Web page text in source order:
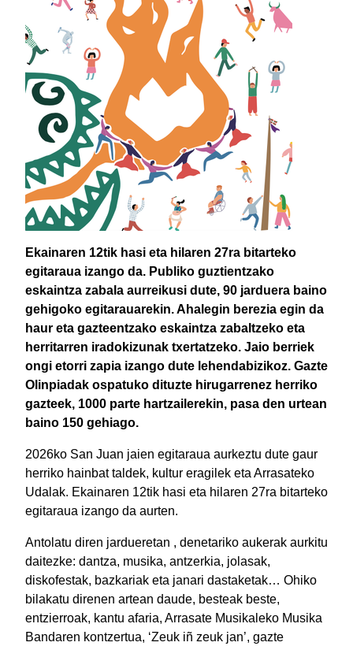
Ekainaren 12tik hasi eta hilaren 27ra bitarteko
egitaraua izango da. Publiko guztientzako
eskaintza zabala aurreikusi dute, 90 jarduera baino
gehigoko egitarauarekin. Ahalegin berezia egin da
haur eta gazteentzako eskaintza zabaltzeko eta
herritarren iradokizunak txertatzeko. Jaio berriek
ongi etorri zapia izango dute lehendabizikoz. Gazte
Olinpiadak ospatuko dituzte hirugarrenez herriko
gazteek, 1000 parte hartzailerekin, pasa den urtean
baino 150 gehiago.
2026ko San Juan jaien egitaraua aurkeztu dute gaur
herriko hainbat taldek, kultur eragilek eta Arrasateko
Udalak. Ekainaren 12tik hasi eta hilaren 27ra bitarteko
egitaraua izango da aurten.
Antolatu diren jardueretan , denetariko aukerak aurkitu
daitezke: dantza, musika, antzerkia, jolasak,
diskofestak, bazkariak eta janari dastaketak… Ohiko
bilakatu direnen artean daude, besteak beste,
entzierroak, kantu afaria, Arrasate Musikaleko Musika
Bandaren kontzertua, ‘Zeuk iñ zeuk jan’, gazte